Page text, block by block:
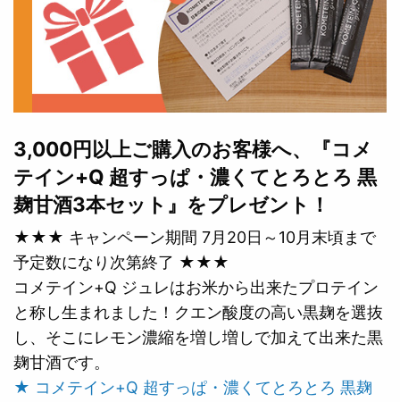
3,000円以上ご購入のお客様へ、『コメ
テイン+Q 超すっぱ・濃くてとろとろ 黒
麹甘酒3本セット』をプレゼント！
★★★ キャンペーン期間 7月20日～10月末頃まで
予定数になり次第終了 ★★★
コメテイン+Q ジュレはお米から出来たプロテイン
と称し生まれました！クエン酸度の高い黒麹を選抜
し、そこにレモン濃縮を増し増しで加えて出来た黒
麹甘酒です。
★ コメテイン+Q 超すっぱ・濃くてとろとろ 黒麹